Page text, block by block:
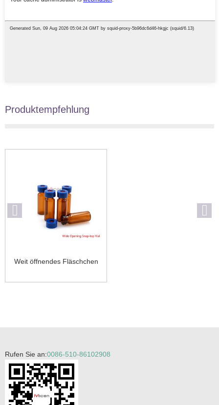
Produktempfehlung
Weit öffnendes Fläschchen
Rufen Sie an:0086-510-86102908